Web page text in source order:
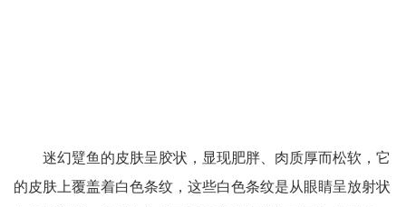
迷幻躄鱼的皮肤呈胶状，显现肥胖、肉质厚而松软，它
的皮肤上覆盖着白色条纹，这些白色条纹是从眼睛呈放射状